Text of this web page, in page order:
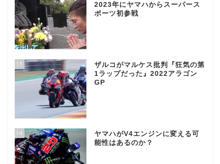
2023年にヤマハからスーパース
ポーツ初参戦
13
ザルコがマルケス批判『狂気の第
1ラップだった』2022アラゴン
GP
14
ヤマハがV4エンジンに変える可
能性はあるのか？